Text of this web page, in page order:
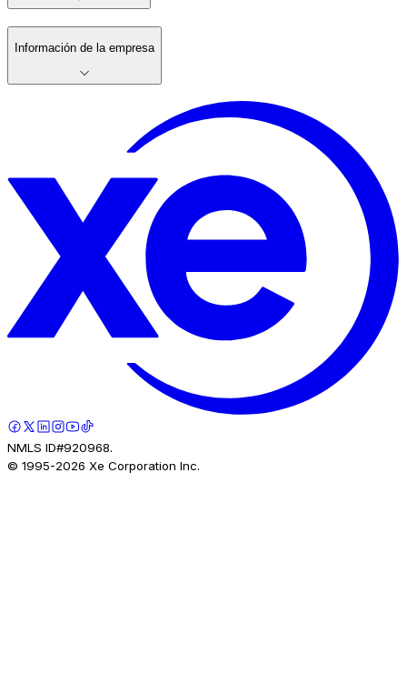
Información de la empresa
NMLS ID#920968.
© 1995-2026 Xe Corporation Inc.